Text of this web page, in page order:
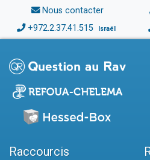
Nous contacter
+972.2.37.41.515 Israël
Raccourcis